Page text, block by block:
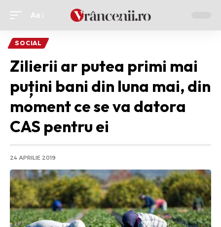
Ajustor
font
Aa
SOCIAL
Zilierii ar putea primi mai
puțini bani din luna mai, din
moment ce se va datora
CAS pentru ei
24 APRILIE 2019